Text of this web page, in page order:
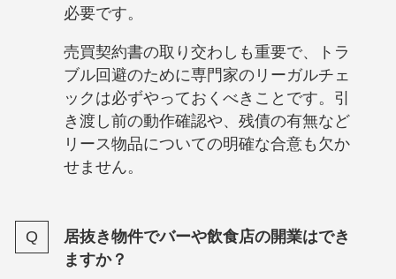
必要です。
売買契約書の取り交わしも重要で、トラ
ブル回避のために専門家のリーガルチェ
ックは必ずやっておくべきことです。引
き渡し前の動作確認や、残債の有無など
リース物品についての明確な合意も欠か
せません。
居抜き物件でバーや飲食店の開業はでき
ますか？